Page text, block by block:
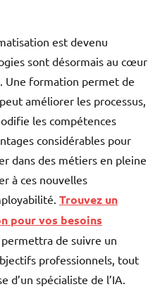
est devenu
sont désormais au cœur
Une formation permet de
améliorer les processus,
les compétences
considérables pour
dans des métiers en pleine
à ces nouvelles
Trouvez un
pour vos besoins
permettra de suivre un
professionnels, tout
d’un spécialiste de l’IA.